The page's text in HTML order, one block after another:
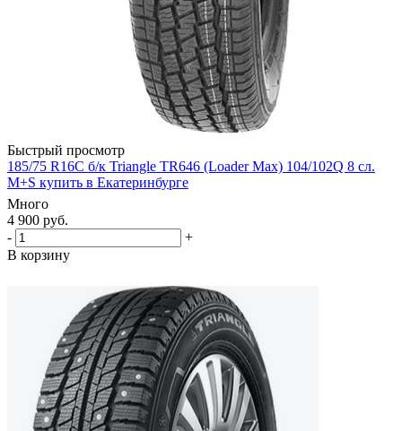
Быстрый просмотр
185/75 R16C б/к Triangle TR646 (Loader Max) 104/102Q 8 сл.
M+S купить в Екатеринбурге
Много
4 900 руб.
-
+
В корзину